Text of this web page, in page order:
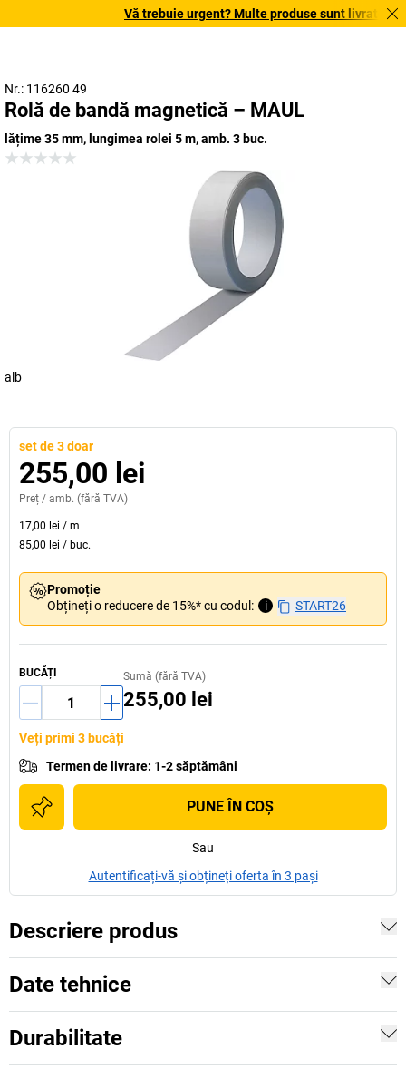
Vă trebuie urgent? Multe produse sunt livrate în
Nr.: 116260 49
Rolă de bandă magnetică – MAUL
lățime 35 mm, lungimea rolei 5 m, amb. 3 buc.
alb
set de 3 doar
255,00 lei
Preț / amb. (fără TVA)
17,00 lei / m
85,00 lei / buc.
Promoție
Obțineți o reducere de 15%* cu codul:
i START26
BUCĂȚI Sumă (fără TVA)
255,00 lei
Veți primi 3 bucăți
Termen de livrare: 1-2 săptămâni
PUNE ÎN COŞ
Sau
Autentificați-vă și obțineți oferta în 3 pași
Descriere produs
Date tehnice
Durabilitate